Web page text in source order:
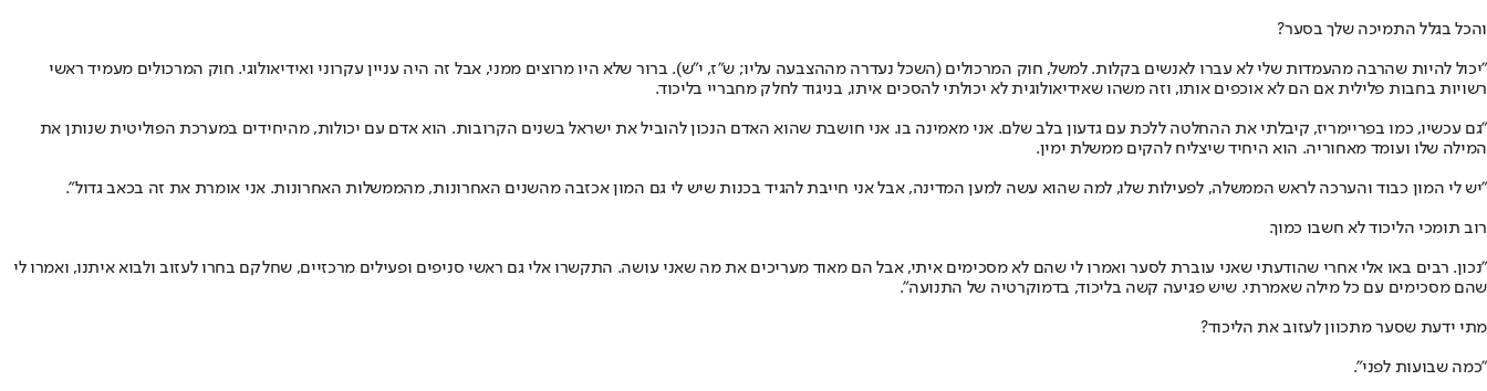
והכל בגלל התמיכה שלך בסער?
"יכול להיות שהרבה מהעמדות שלי לא עברו לאנשים בקלות. למשל, חוק המרכולים (השכל נעדרה מההצבעה עליו; ש"ז, י"ש). ברור שלא היו מרוצים ממני, אבל זה היה עניין עקרוני ואידיאולוגי. חוק המרכולים מעמיד ראשי
רשויות בחבות פלילית אם הם לא אוכפים אותו, וזה משהו שאידיאולוגית לא יכולתי להסכים איתו, בניגוד לחלק מחבריי בליכוד.
"גם עכשיו, כמו בפריימריז, קיבלתי את ההחלטה ללכת עם גדעון בלב שלם. אני מאמינה בו. אני חושבת שהוא האדם הנכון להוביל את ישראל בשנים הקרובות. הוא אדם עם יכולות, מהיחידים במערכת הפוליטית שנותן את
המילה שלו ועומד מאחוריה. הוא היחיד שיצליח להקים ממשלת ימין.
"יש לי המון כבוד והערכה לראש הממשלה, לפעילות שלו, למה שהוא עשה למען המדינה, אבל אני חייבת להגיד בכנות שיש לי גם המון אכזבה מהשנים האחרונות, מהממשלות האחרונות. אני אומרת את זה בכאב גדול".
רוב תומכי הליכוד לא חשבו כמוך.
"נכון. רבים באו אלי אחרי שהודעתי שאני עוברת לסער ואמרו לי שהם לא מסכימים איתי, אבל הם מאוד מעריכים את מה שאני עושה. התקשרו אלי גם ראשי סניפים ופעילים מרכזיים, שחלקם בחרו לעזוב ולבוא איתנו, ואמרו לי
שהם מסכימים עם כל מילה שאמרתי. שיש פגיעה קשה בליכוד, בדמוקרטיה של התנועה".
מתי ידעת שסער מתכוון לעזוב את הליכוד?
"כמה שבועות לפני".